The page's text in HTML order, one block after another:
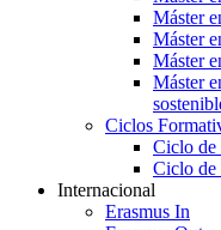
Máster
Máster
Máster
Máster
Ciclos
Ciclo de
Ciclo de
Internacional
Erasmus In